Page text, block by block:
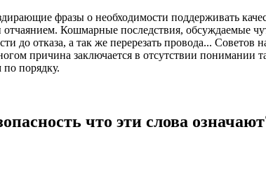
фразы о необходимости поддерживать
Кошмарные последствия, обсуждаемые
до отказа, а так же перерезать провода...
причина заключается в отсутствии
порядку.
что эти слова